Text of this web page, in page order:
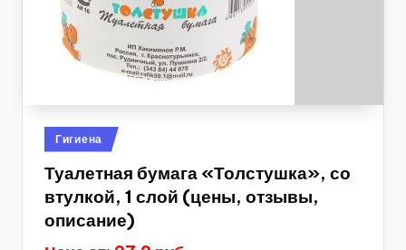
Опубликовано
в
Гигиена
Туалетная бумага «Толстушка», со
втулкой, 1 слой (цены, отзывы,
описание)